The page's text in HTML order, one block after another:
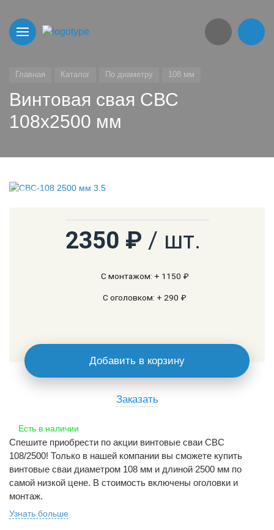
Главная Каталог По диаметру 108 мм
Винтовая свая СВС
108х2500 мм
Есть в наличии
Спешите приобрести по акции винтовые сваи СВС
108/2500! Только в нашей компании вы сможете купить
винтовые сваи диаметром 108 мм и длиной 2500 мм по
самой низкой цене. В стоимость включены оголовки и
монтаж.
Узнать больше
2350 ₽ / шт.
С монтажом: + 1150 ₽
С оголовком: + 290 ₽
Добавить в корзину
Заказать